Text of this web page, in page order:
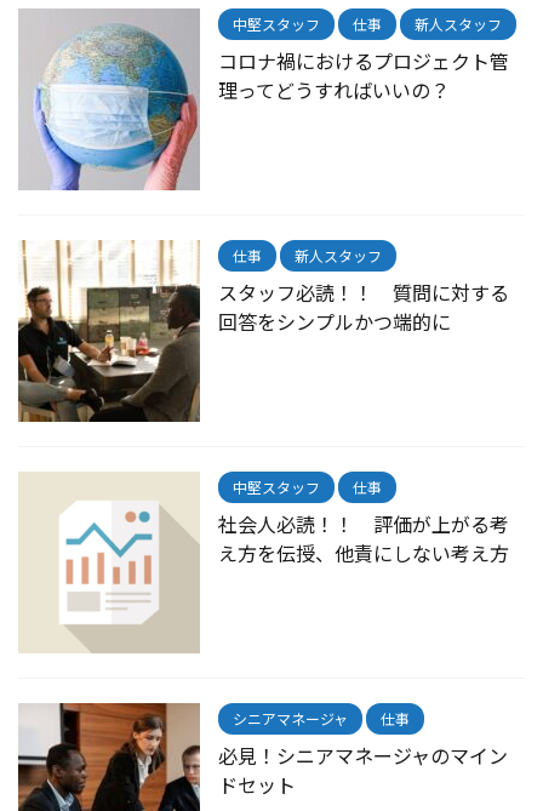
中堅スタッフ 仕事 新人スタッフ
コロナ禍におけるプロジェクト管
理ってどうすればいいの？
仕事 新人スタッフ
スタッフ必読！！ 質問に対する
回答をシンプルかつ端的に
中堅スタッフ 仕事
社会人必読！！ 評価が上がる考
え方を伝授、他責にしない考え方
シニアマネージャ 仕事
必見！シニアマネージャのマイン
ドセット